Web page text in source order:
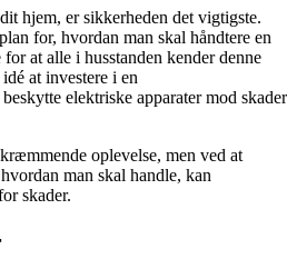
hjem, er sikkerheden det vigtigste.
for, hvordan man skal håndtere en
at alle i husstanden kender denne
at investere i en
elektriske apparater mod skader
oplevelse, men ved at
man skal handle, kan
skader.